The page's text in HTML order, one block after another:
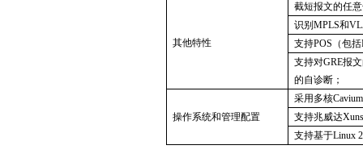
其他特性
截短报文的任
识别MPLS和
支持POS（包
支持对GRE报
的自诊断；
操作系统和管理配置
采用多核
支持兆威达
支持基于Linux